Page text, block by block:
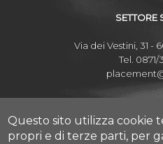
SETTORE
Via dei Vestini, 31 -
Tel. 0871/
Mappa
Mappa
Questo sito utilizza cookie
propri e di terze parti, per